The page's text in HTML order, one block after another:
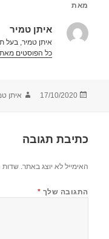
מאת
איתן טמיר
איתן טמיר, בעל
כל הפוסטים
פורסם
17/10/2020 מחבר
איתן
כתיבת תגובה
האימייל לא יוצג באתר. שדות
התגובה שלך *